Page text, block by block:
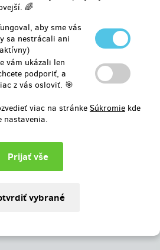
🌈
aby sme vás
sa nestrácali ani
vám ukázali len
podporiť, a
z vás osloviť. 🎯
viac na stránke Súkromie kde
nastavenia.
1 236 €
Úspešne dokončený